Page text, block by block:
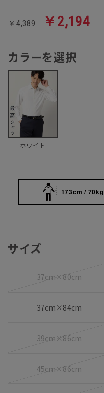
￥4,389 ￥2,194
カラーを選択
ホワイト
173cm / 70kg
サイズ
37cm×80cm
37cm×84cm
39cm×86cm
45cm×86cm